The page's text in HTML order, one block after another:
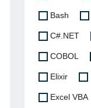
Bash
C#.NET
COBOL
Elixir
Excel VBA